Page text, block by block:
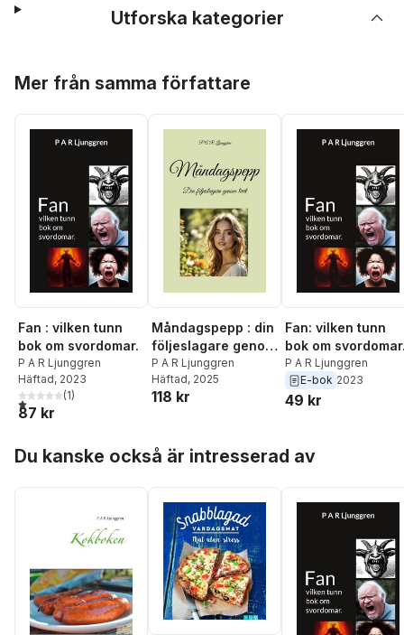
Utforska kategorier
Mer från samma författare
Fan : vilken tunn
bok om svordomar.
P A R Ljunggren
Häftad, 2023
1,0utav 5 stjärnor. Totalt antal röster:
(1)
87 kr
Måndagspepp : din
följeslagare genom
livet
P A R Ljunggren
Häftad, 2025
118 kr
Fan: vilken tunn
bok om
P A R Ljunggren
E-bok 2023
49 kr
Du kanske också är intresserad av